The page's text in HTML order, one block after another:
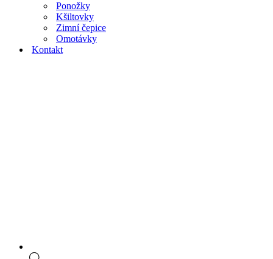
Ponožky
Kšiltovky
Zimní čepice
Omotávky
Kontakt